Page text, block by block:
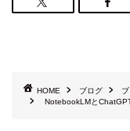
HOME ブログ
NotebookLMと